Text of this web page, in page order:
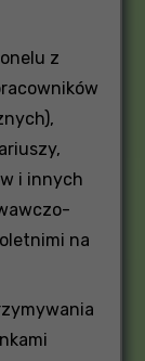
z
i innych
na